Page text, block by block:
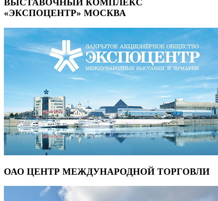
ВЫСТАВОЧНЫЙ КОМПЛЕКС
«ЭКСПОЦЕНТР» МОСКВА
ОАО ЦЕНТР МЕЖДУНАРОДНОЙ ТОРГОВЛИ